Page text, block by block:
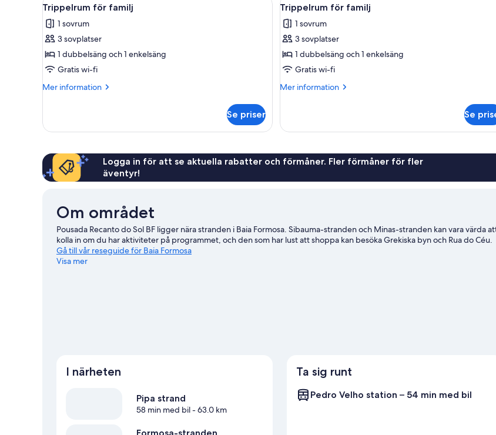
alla
foton
för
Trippelrum
för
familj
8
Trippelrum för familj
1 sovrum
3 sovplatser
1 dubbelsäng och 1 enkelsäng
Gratis wi-fi
Mer information
Mer
för
Se priser
alla
foton
för
Trippelrum
för
familj
8
Trippelrum för familj
1 sovrum
3 sovplatser
1 dubbelsäng och 1 enkelsäng
Gratis wi-fi
Mer information
Mer
för
Se
Logga in för att se aktuella rabatter och förmåner. Fler förmåner för fler
äventyr!
Om området
Pousada Recanto do Sol BF ligger nära stranden i Baia Formosa. Sibauma-stranden och Minas-stranden kan vara värda
kolla in om du har aktiviteter på programmet, och den som har lust att shoppa kan besöka Grekiska byn och Rua do Céu.
Gå till vår reseguide för Baia Formosa
Visa mer
I närheten
Pipa strand
58 min med bil- 63.0 km
Ta sig runt
Pedro Velho station – 54 min med bil